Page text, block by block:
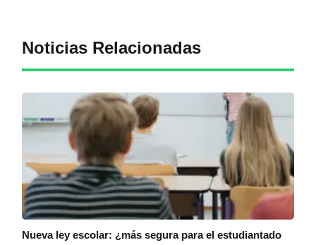
Noticias Relacionadas
Nueva ley escolar: ¿más segura para el estudiantado